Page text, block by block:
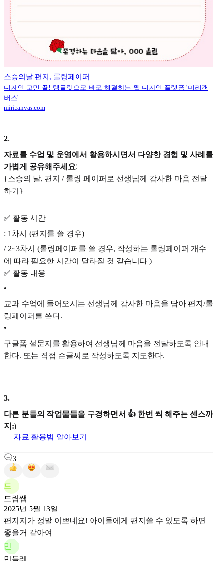
스승의날 편지, 롤링페이퍼
디자인 고민 끝! 템플릿으로 바로 해결하는 웹 디자인 플랫폼 '미리캔
버스'
miricanvas.com
2.
자료를 수업 및 운영에서 활용하시면서 다양한 경험 및 사례를
가볍게 공유해주세요!
{스승의 날, 편지 / 롤링 페이퍼로 선생님께 감사한 마음 전달
하기}
✅ 활동 시간
: 1차시 (편지를 쓸 경우)
/ 2~3차시 (롤링페이퍼를 쓸 경우, 작성하는 롤링페이퍼 개수
에 따라 필요한 시간이 달라질 것 같습니다.)
✅ 활동 내용
•
교과 수업에 들어오시는 선생님께 감사한 마음을 담아 편지/롤
링페이퍼를 쓴다.
•
구글폼 설문지를 활용하여 선생님께 마음을 전달하도록 안내
한다. 또는 직접 손글씨로 작성하도록 지도한다.
3.
다른 분들의 작업물들을 구경하면서 👍 한번 씩 해주는 센스까
지:)
자료 활용법 알아보기
3
드
드림쌤
2025년 5월 13일
편지지가 정말 이쁘네요! 아이들에게 편지쓸 수 있도록 하면
좋을거 같아여
민
민들레